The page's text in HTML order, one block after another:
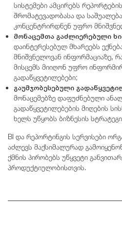
სისტემები ამცირებს
შრომატევადობასა და
კონცენტრირდნენ უფრო
მონაცემთა გაძლიერებული
დაინტერესებულ მხარეებს
მნიშვნელოვან ინფორმაციაზე,
მისცემს მიიღონ უფრო
გადაწყვეტილებები;
გაუმჯობესებული
მონაცემებზე დაფუძნებული
გადაწყვეტილებების მიღების
ხელს უწყობს ბიზნესის
BI და რეპორტინგის სერვისები
აძლევს მაქსიმალურად
ქმნის პირობებს უწყვეტი
პროდუქტიულობისთვის.